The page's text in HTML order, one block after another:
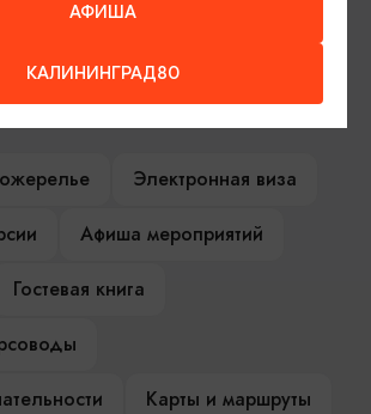
НА НАШЕМ САЙТЕ
Электронная виза
Афиша мероприятий
Гостевая книга
Карты и маршруты
АФИША
КАЛИНИНГРАД80